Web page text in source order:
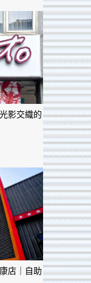
影交織的
店｜自助